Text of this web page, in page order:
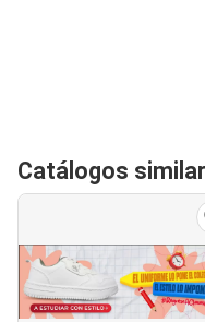
Catálogos